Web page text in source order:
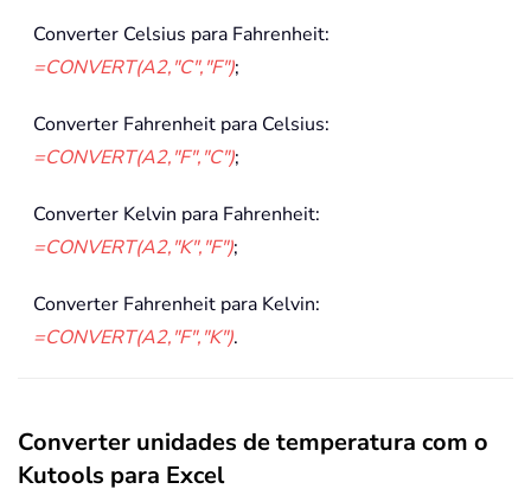
Converter Celsius para Fahrenheit:
=CONVERT(A2,"C","F");
Converter Fahrenheit para Celsius:
=CONVERT(A2,"F","C");
Converter Kelvin para Fahrenheit:
=CONVERT(A2,"K","F");
Converter Fahrenheit para Kelvin:
=CONVERT(A2,"F","K").
Converter unidades de temperatura com o
Kutools para Excel